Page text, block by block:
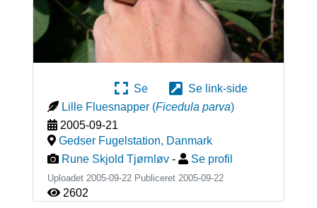
Se
Se link-side
Lille Fluesnapper (Ficedula parva)
2005-09-21
Gedser Fugelstation, Danmark
Rune Skjold Tjørnløv - Se profil
Uploadet 2005-09-22 Publiceret 2005-09-22
2602